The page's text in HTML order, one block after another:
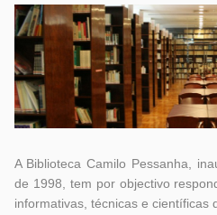
A Biblioteca Camilo Pessanha,
de 1998, tem por objectivo
informativas, técnicas e científicas